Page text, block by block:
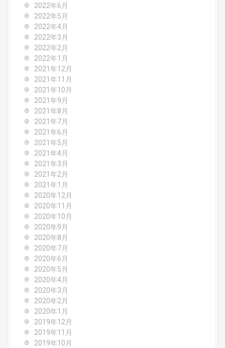
2022年6月
2022年5月
2022年4月
2022年3月
2022年2月
2022年1月
2021年12月
2021年11月
2021年10月
2021年9月
2021年8月
2021年7月
2021年6月
2021年5月
2021年4月
2021年3月
2021年2月
2021年1月
2020年12月
2020年11月
2020年10月
2020年9月
2020年8月
2020年7月
2020年6月
2020年5月
2020年4月
2020年3月
2020年2月
2020年1月
2019年12月
2019年11月
2019年10月